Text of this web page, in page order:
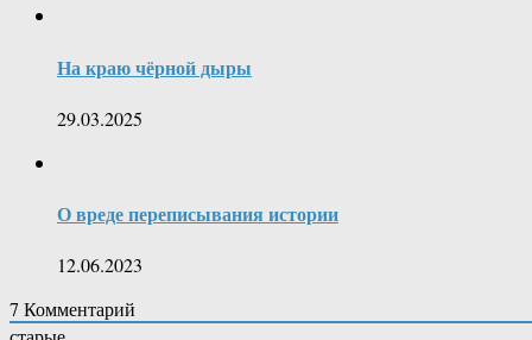
На краю чёрной дыры
29.03.2025
О вреде переписывания истории
12.06.2023
7 Комментарий